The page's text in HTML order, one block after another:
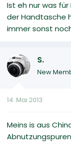
Ist eh nur was für
der Handtasche
immer sonst
S.
New
14. Mai 2013
Meins is aus